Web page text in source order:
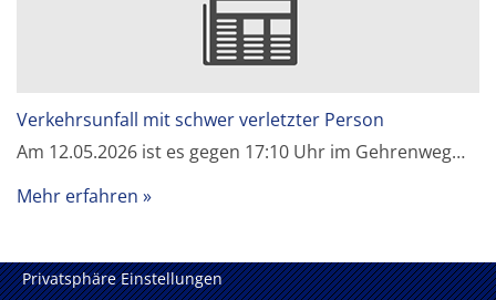
Verkehrsunfall mit schwer verletzter Person
Am 12.05.2026 ist es gegen 17:10 Uhr im Gehrenweg…
Mehr erfahren
Privatsphäre Einstellungen